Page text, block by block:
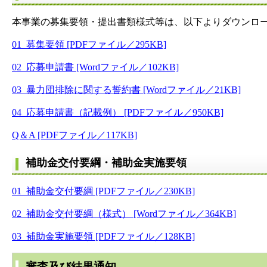
本事業の募集要領・提出書類様式等は、以下よりダウンロ
01_募集要領 [PDFファイル／295KB]
02_応募申請書 [Wordファイル／102KB]
03_暴力団排除に関する誓約書 [Wordファイル／21KB]
04_応募申請書（記載例） [PDFファイル／950KB]
Q＆A [PDFファイル／117KB]
補助金交付要綱・補助金実施要領
01_補助金交付要綱 [PDFファイル／230KB]
02_補助金交付要綱（様式） [Wordファイル／364KB]
03_補助金実施要領 [PDFファイル／128KB]